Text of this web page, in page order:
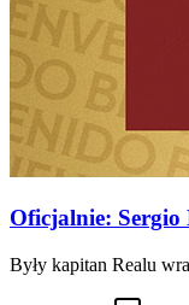
Oficjalnie: Sergio
Były kapitan Realu